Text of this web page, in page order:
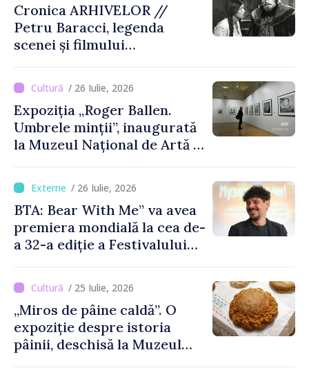
Cronica ARHIVELOR //
Petru Baracci, legenda
scenei și filmului
/ 26 Iulie, 2026
Expoziția „Roger Ballen.
Umbrele minții”, inaugurată
la Muzeul Național de Artă al
/ 26 Iulie, 2026
BTA: Bear With Me” va avea
premiera mondială la cea de-
a 32-a ediție a Festivalului
august
/ 25 Iulie, 2026
„Miros de pâine caldă”. O
expoziție despre istoria
pâinii, deschisă la Muzeul